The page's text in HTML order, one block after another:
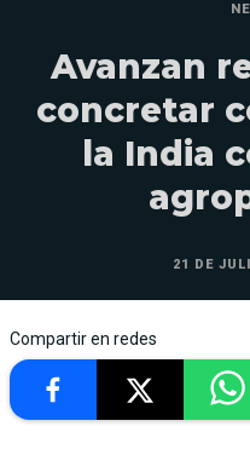
Avanzan
concretar
la India
21 DE
Compartir en redes